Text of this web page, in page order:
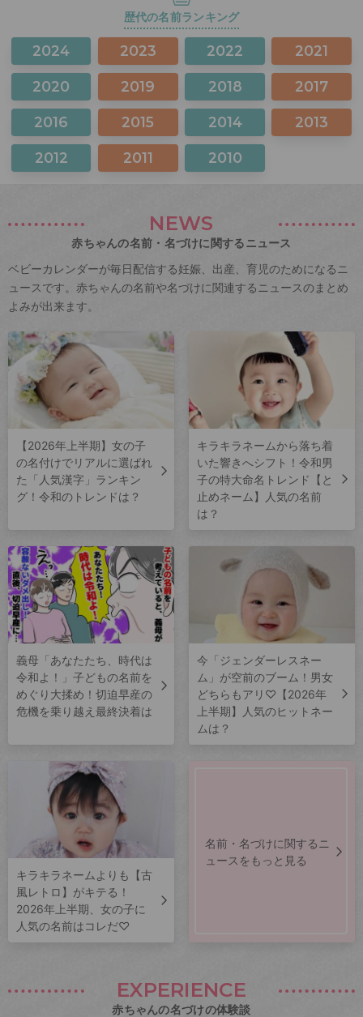
歴代の名前ランキング
2024 2023 2022 2021
2020 2019 2018 2017
2016 2015 2014 2013
2012 2011 2010
NEWS
赤ちゃんの名前・名づけに関するニュース
ベビーカレンダーが毎日配信する妊娠、出産、育児のためになるニ
ュースです。赤ちゃんの名前や名づけに関連するニュースのまとめ
よみが出来ます。
【2026年上半期】女の子
の名付けでリアルに選ばれ
た「人気漢字」ランキン
グ！令和のトレンドは？
キラキラネームから落ち着
いた響きへシフト！令和男
子の特大命名トレンド【と
止めネーム】人気の名前
は？
義母「あなたたち、時代は
令和よ！」子どもの名前を
めぐり大揉め！切迫早産の
危機を乗り越え最終決着は
今「ジェンダーレスネー
ム」が空前のブーム！男女
どちらもアリ♡【2026年
上半期】人気のヒットネー
ムは？
キラキラネームよりも【古
風レトロ】がキテる！
2026年上半期、女の子に
人気の名前はコレだ♡
名前・名づけに関するニ
ュースをもっと見る
EXPERIENCE
赤ちゃんの名づけの体験談